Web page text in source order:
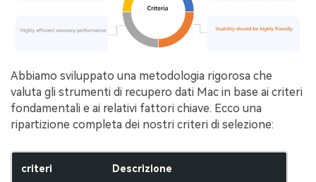
Abbiamo sviluppato una metodologia rigorosa che
valuta gli strumenti di recupero dati Mac in base ai criteri
fondamentali e ai relativi fattori chiave. Ecco una
ripartizione completa dei nostri criteri di selezione:
criteri Descrizione